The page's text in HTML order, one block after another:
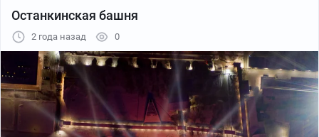
Останкинская башня
2 года назад 0